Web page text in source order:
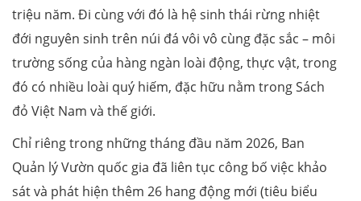
triệu năm. Đi cùng với đó là hệ sinh thái rừng nhiệt
đới nguyên sinh trên núi đá vôi vô cùng đặc sắc – môi
trường sống của hàng ngàn loài động, thực vật, trong
đó có nhiều loài quý hiếm, đặc hữu nằm trong Sách
đỏ Việt Nam và thế giới.
Chỉ riêng trong những tháng đầu năm 2026, Ban
Quản lý Vườn quốc gia đã liên tục công bố việc khảo
sát và phát hiện thêm 26 hang động mới (tiêu biểu